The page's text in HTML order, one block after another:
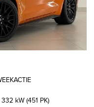
332 kW (451 PK)